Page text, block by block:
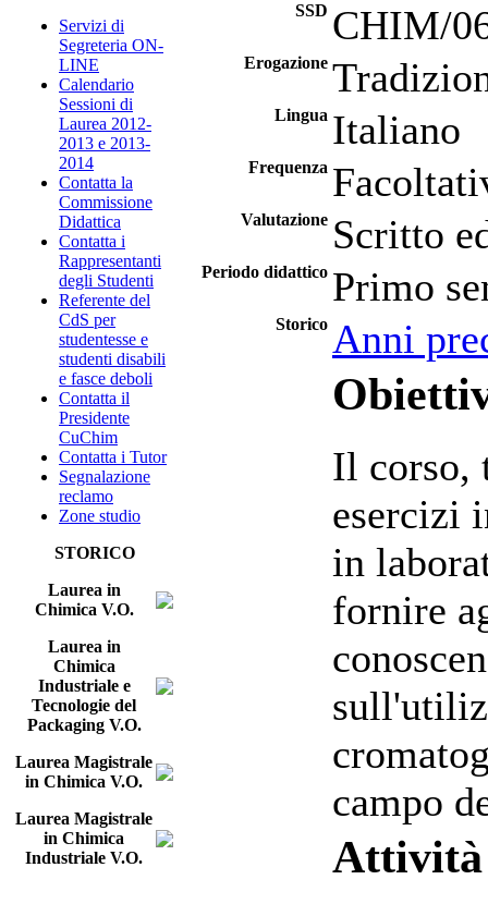
Servizi di
Segreteria ON-
LINE
Calendario
Sessioni di
Laurea 2012-
2013 e 2013-
2014
Contatta la
Commissione
Didattica
Contatta i
Rappresentanti
degli Studenti
Referente del
CdS per
studentesse e
studenti disabili
e fasce deboli
Contatta il
Presidente
CuChim
Contatta i Tutor
Segnalazione
reclamo
Zone studio
STORICO
Laurea in
Chimica V.O.
Laurea in
Chimica
Industriale e
Tecnologie del
Packaging V.O.
Laurea Magistrale
in Chimica V.O.
Laurea Magistrale
in Chimica
Industriale V.O.
SSD CHIM/
Erogazione
Lingua Italiano
Frequenza
Valutazione Scritto
Periodo didattico Primo
Storico Anni
Il corso,
esercizi
in
fornire
campo
Attività